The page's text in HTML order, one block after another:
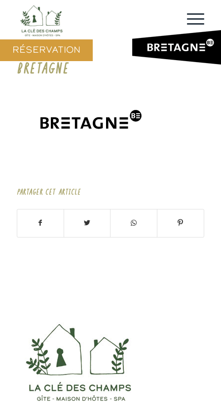
RÉSERVATION
BRETAGNE
PARTAGER CET ARTICLE